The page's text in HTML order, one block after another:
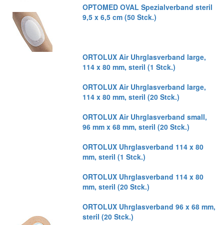
OPTOMED OVAL Spezialverband steril
9,5 x 6,5 cm (50 Stck.)
ORTOLUX Air Uhrglasverband large,
114 x 80 mm, steril (1 Stck.)
ORTOLUX Air Uhrglasverband large,
114 x 80 mm, steril (20 Stck.)
ORTOLUX Air Uhrglasverband small,
96 mm x 68 mm, steril (20 Stck.)
ORTOLUX Uhrglasverband 114 x 80
mm, steril (1 Stck.)
ORTOLUX Uhrglasverband 114 x 80
mm, steril (20 Stck.)
ORTOLUX Uhrglasverband 96 x 68 mm,
steril (20 Stck.)